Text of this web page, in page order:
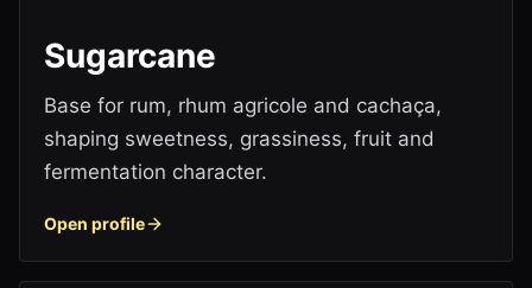
Sugarcane
Base for rum, rhum agricole and cachaça,
shaping sweetness, grassiness, fruit and
fermentation character.
Open profile